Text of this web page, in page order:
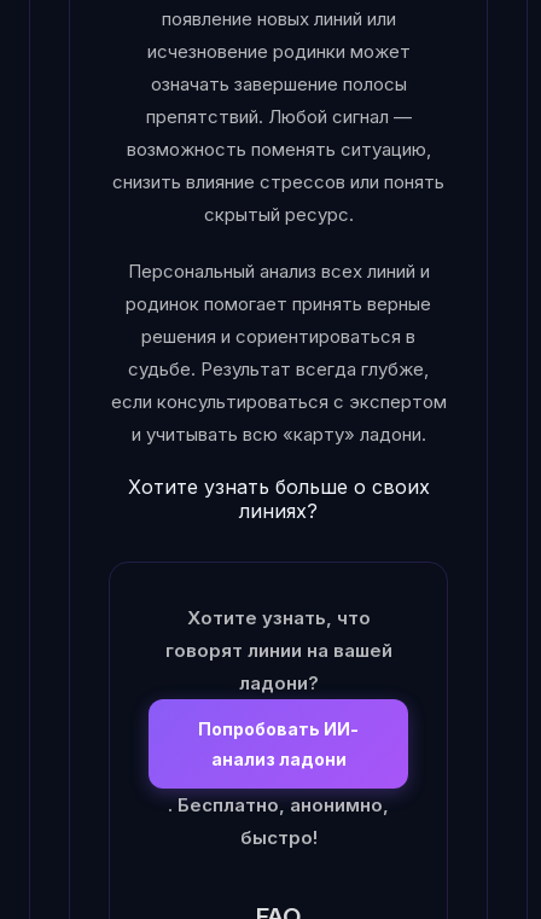
появление новых линий или
исчезновение родинки может
означать завершение полосы
препятствий. Любой сигнал —
возможность поменять ситуацию,
снизить влияние стрессов или понять
скрытый ресурс.
Персональный анализ всех линий и
родинок помогает принять верные
решения и сориентироваться в
судьбе. Результат всегда глубже,
если консультироваться с экспертом
и учитывать всю «карту» ладони.
Хотите узнать больше о своих
линиях?
Хотите узнать, что
говорят линии на вашей
ладони?
Попробовать ИИ-
анализ ладони
. Бесплатно, анонимно,
быстро!